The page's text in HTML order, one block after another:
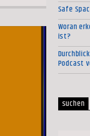
Safe
Woran
ist?
Podcast
suchen